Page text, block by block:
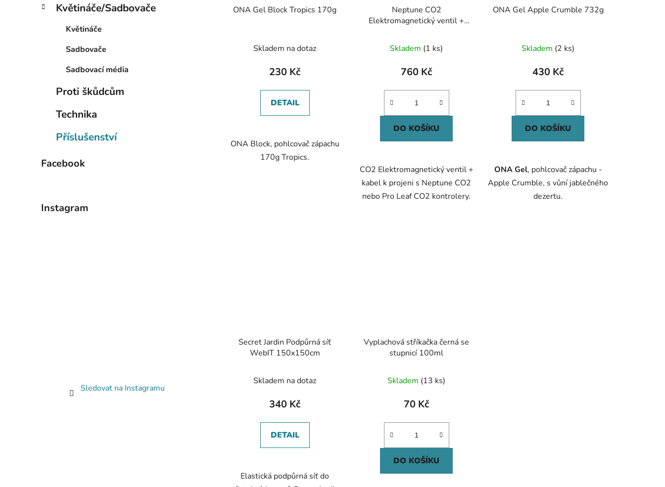
Květináče/Sadbovače
Květináče
Sadbovače
Sadbovací média
Proti škůdcům
Technika
Příslušenství
Facebook
Instagram
Sledovat na Instagramu
ONA Gel Block Tropics 170g
Skladem na dotaz
230 Kč
DETAIL
ONA Block, pohlcovač zápachu
170g Tropics.
Neptune CO2
Elektromagnetický ventil +
Skladem (1 ks)
760 Kč
DO KOŠÍKU
CO2 Elektromagnetický ventil +
kabel k projeni s Neptune CO2
nebo Pro Leaf CO2 kontrolery.
ONA Gel Apple Crumble 732g
Skladem (2 ks)
430 Kč
DO KOŠÍKU
ONA Gel, pohlcovač zápachu -
Apple Crumble, s vůní jablečného
dezertu.
Secret Jardin Podpůrná síť
WebIT 150x150cm
Skladem na dotaz
340 Kč
DETAIL
Elastická podpůrná síť do
Vyplachová stříkačka černá se
stupnicí 100ml
Skladem (13 ks)
70 Kč
DO KOŠÍKU